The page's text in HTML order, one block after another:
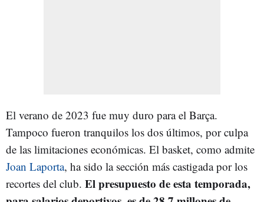
El verano de 2023 fue muy duro para el Barça.
Tampoco fueron tranquilos los dos últimos, por culpa
de las limitaciones económicas. El basket, como admite
Joan Laporta, ha sido la sección más castigada por los
recortes del club. El presupuesto de esta temporada,